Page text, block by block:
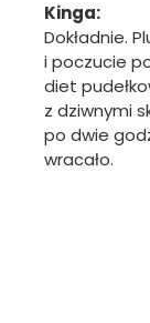
Kinga:
Dokładnie.
i poczucie
diet
z dziwnymi
po dwie
wracało.